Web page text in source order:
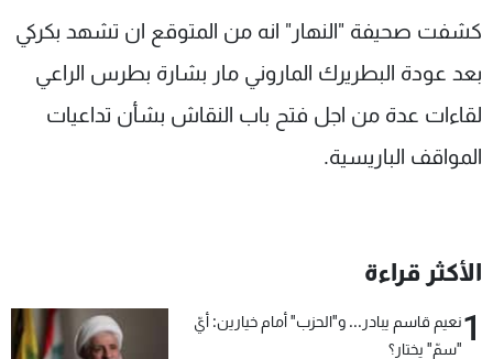
كشفت صحيفة "النهار" انه من المتوقع ان تشهد بكركي
بعد عودة البطريرك الماروني مار بشارة بطرس الراعي
لقاءات عدة من اجل فتح باب النقاش بشأن تداعيات
المواقف الباريسية.
الأكثر قراءة
1نعيم قاسم يبادر... و"الحزب" أمام خيارين: أيّ
"سمّ" يختار؟
منوعات رياضة
كأس العالم
شاهد البرامج
الترددات